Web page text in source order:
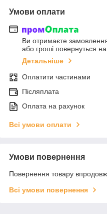
Умови оплати
Ви отримаєте
або гроші повернуться
Детальніше
Оплатити частинами
Післяплата
Оплата на рахунок
Всі умови оплати
Умови повернення
Повернення товару
Всі умови повернення